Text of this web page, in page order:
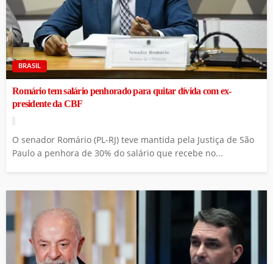
BRASIL
Romário tem salário penhorado para quitar dívida com ex-
presidente da CBF
O senador Romário (PL-RJ) teve mantida pela Justiça de São
Paulo a penhora de 30% do salário que recebe no...